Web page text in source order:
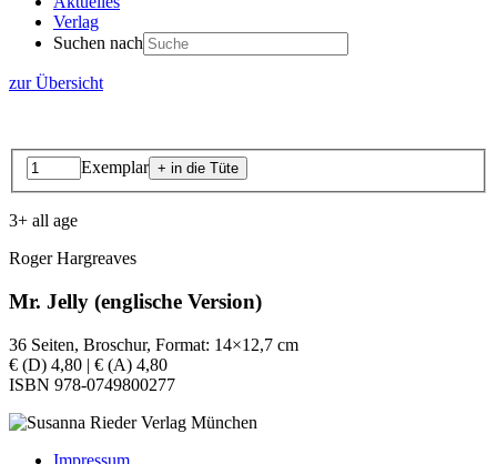
Verlag
Suchen nach
zur Übersicht
Exemplar
3+ all age
Roger Hargreaves
Mr. Jelly (englische Version)
36 Seiten, Broschur, Format: 14×12,7 cm
€ (D) 4,80 | € (A) 4,80
ISBN 978-0749800277
Impressum